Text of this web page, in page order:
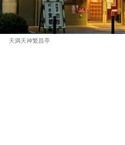
天満天神繁昌亭